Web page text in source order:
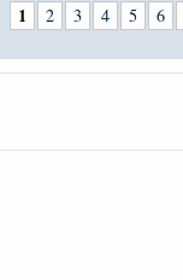
1 2 3 4 5 6